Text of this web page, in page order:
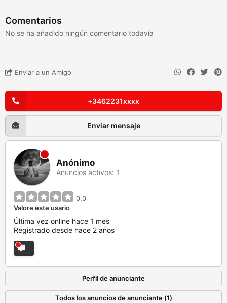
Comentarios
No se ha añadido ningún comentario todavía
Enviar a un Amigo
+3462231xxxx
Enviar mensaje
Anónimo
Anuncios activos: 1
0.0
Valore este usario
Última vez online hace 1 mes
Registrado desde hace 2 años
Perfil de anunciante
Todos los anuncios de anunciante (1)